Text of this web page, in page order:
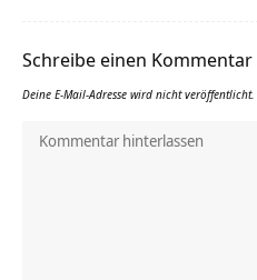
Schreibe einen Kommentar
Deine E-Mail-Adresse wird nicht veröffentlicht.